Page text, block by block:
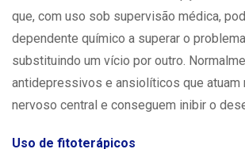
que, com uso sob supervisão médica,
dependente químico a superar o
substituindo um vício por outro.
antidepressivos e ansiolíticos que atuam
nervoso central e conseguem inibir o
Uso de fitoterápicos